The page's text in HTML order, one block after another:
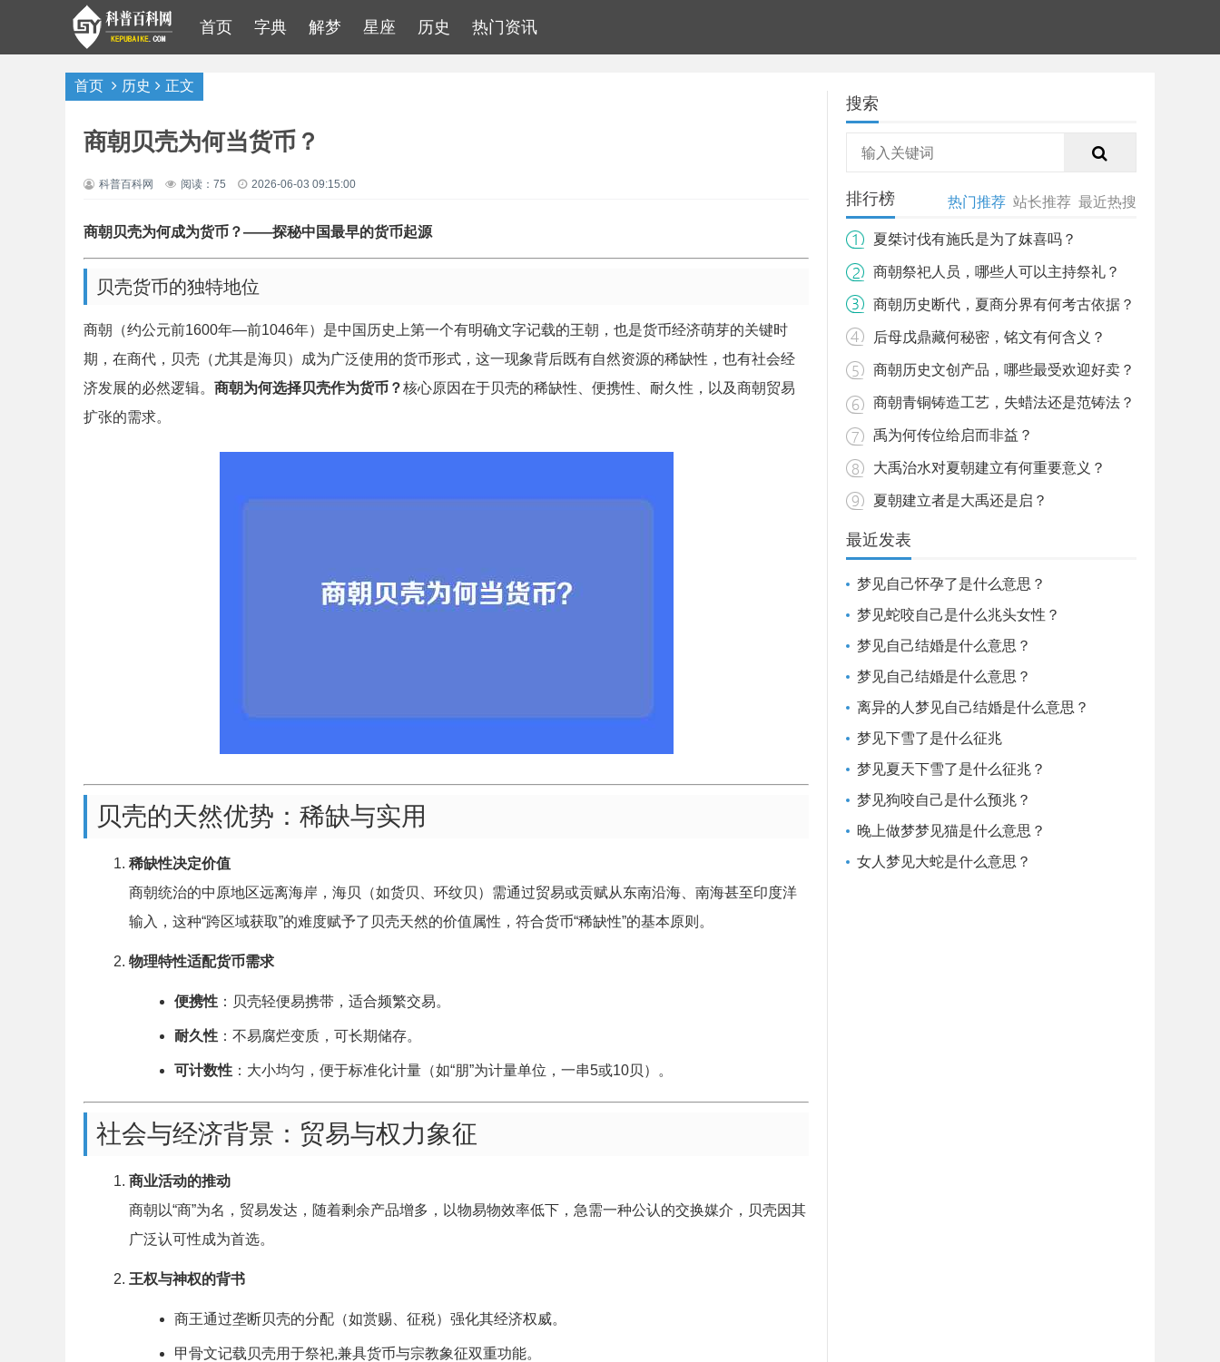
首页 字典 解梦 星座 历史 热门资讯
首页 历史 正文
商朝贝壳为何当货币？
科普百科网 阅读：75 2026-06-03 09:15:00
商朝贝壳为何成为货币？——探秘中国最早的货币起源
贝壳货币的独特地位
商朝（约公元前1600年—前1046年）是中国历史上第一个有明确文字记载的王朝，也是货币经济萌芽的关键时
期，在商代，贝壳（尤其是海贝）成为广泛使用的货币形式，这一现象背后既有自然资源的稀缺性，也有社会经
济发展的必然逻辑。 商朝为何选择贝壳作为货币？核心原因在于贝壳的稀缺性、便携性、耐久性，以及商朝贸易
扩张的需求。
贝壳的天然优势：稀缺与实用
稀缺性决定价值
商朝统治的中原地区远离海岸，海贝（如货贝、环纹贝）需通过贸易或贡赋从东南沿海、南海甚至印度洋
输入，这种“跨区域获取”的难度赋予了贝壳天然的价值属性，符合货币“稀缺性”的基本原则。
物理特性适配货币需求
便携性 ：贝壳轻便易携带，适合频繁交易。
耐久性 ：不易腐烂变质，可长期储存。
可计数性 ：大小均匀，便于标准化计量（如“朋”为计量单位，一串5或10贝）。
社会与经济背景：贸易与权力象征
商业活动的推动
商朝以“商”为名，贸易发达，随着剩余产品增多，以物易物效率低下，急需一种公认的交换媒介，贝壳因其
广泛认可性成为首选。
王权与神权的背书
商王通过垄断贝壳的分配（如赏赐、征税）强化其经济权威。
甲骨文记载贝壳用于祭祀,兼具货币与宗教象征双重功能。
搜索
排行榜 热门推荐 站长推荐 最近热搜
夏桀讨伐有施氏是为了妺喜吗？
商朝祭祀人员，哪些人可以主持祭礼？
商朝历史断代，夏商分界有何考古依据？
后母戊鼎藏何秘密，铭文有何含义？
商朝历史文创产品，哪些最受欢迎好卖？
商朝青铜铸造工艺，失蜡法还是范铸法？
禹为何传位给启而非益？
大禹治水对夏朝建立有何重要意义？
夏朝建立者是大禹还是启？
最近发表
梦见自己怀孕了是什么意思？
梦见蛇咬自己是什么兆头女性？
梦见自己结婚是什么意思？
梦见自己结婚是什么意思？
离异的人梦见自己结婚是什么意思？
梦见下雪了是什么征兆
梦见夏天下雪了是什么征兆？
梦见狗咬自己是什么预兆？
晚上做梦梦见猫是什么意思？
女人梦见大蛇是什么意思？